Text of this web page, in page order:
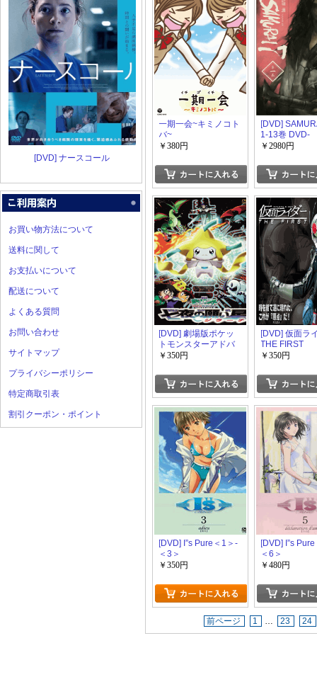
[DVD] ナースコール
お買い物方法について
送料に関して
お支払いについて
配送について
よくある質問
お問い合わせ
サイトマップ
プライバシーポリシー
特定商取引表
割引クーポン・ポイント
一期一会~キミノコト
バ~
￥380円
[DVD]
1-13巻 DVD-
BOX【完全版
￥2980円
[DVD] 劇場版ポケッ
トモンスターアドバ
ンスジェネレーショ
ーチ
￥350円
[DVD] 仮面ラ
THE FIRST
￥350円
[DVD] I”s Pure＜1＞-
＜3＞
￥350円
[DVD] I”s
＜6＞
￥480円
前ページ 1 … 23 24